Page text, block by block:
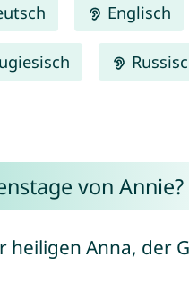
Englisch
von Annie?
heiligen Anna, der